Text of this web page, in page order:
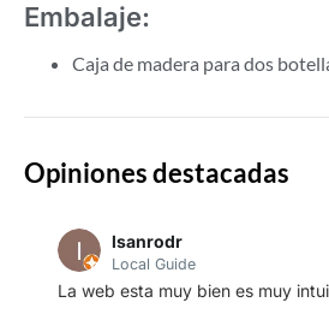
Embalaje:
Caja de madera para dos
Opiniones destacadas
lsanrodr
Local Guide
La web esta muy bien es muy